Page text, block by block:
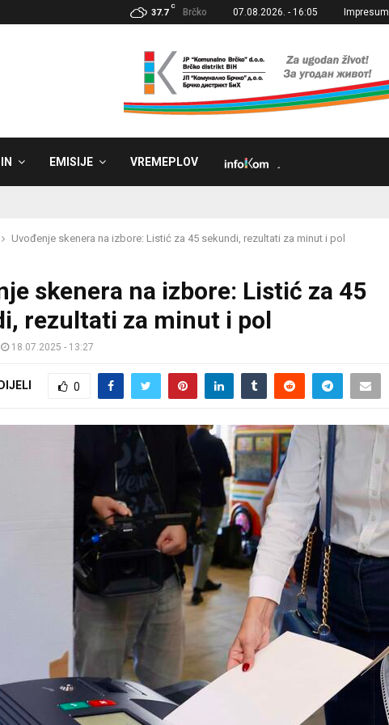
37.7
C
Brčko 07.08.2026. - 16:05 Impresum
EMISIJE VREMEPLOV
Uvođenje skenera na izbore: Listić za 45 sekundi, rezultati za minut i pol
skenera na izbore: Listić za 45
rezultati za minut i pol
18.07.2025 - 13:27
0